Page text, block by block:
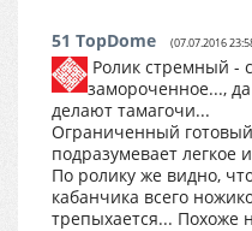
51 TopDome (07.07.2016
Ролик стремный
замороченное...,
делают тамагочи...
Ограниченный
подразумевает легкое
По ролику же видно,
кабанчика всего
трепыхается... Похоже